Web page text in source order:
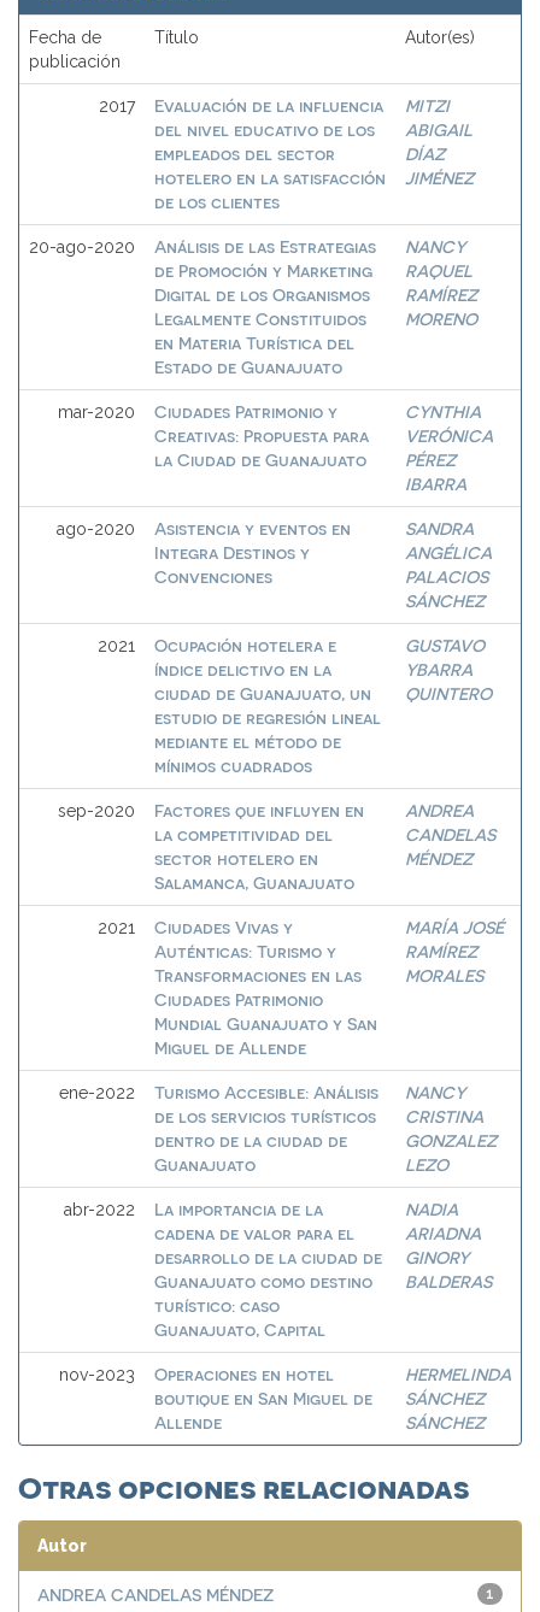
Fecha de
publicación
Título Autor(es)
2017
Evaluación de la influencia
del nivel educativo de los
empleados del sector
hotelero en la satisfacción
de los clientes
MITZI
ABIGAIL
DÍAZ
JIMÉNEZ
20-ago-2020
Análisis de las Estrategias
de Promoción y Marketing
Digital de los Organismos
Legalmente Constituidos
en Materia Turística del
Estado de Guanajuato
NANCY
RAQUEL
RAMÍREZ
MORENO
mar-2020
Ciudades Patrimonio y
Creativas: Propuesta para
la Ciudad de Guanajuato
CYNTHIA
VERÓNICA
PÉREZ
IBARRA
ago-2020
Asistencia y eventos en
Integra Destinos y
Convenciones
SANDRA
ANGÉLICA
PALACIOS
SÁNCHEZ
2021
Ocupación hotelera e
índice delictivo en la
ciudad de Guanajuato, un
estudio de regresión lineal
mediante el método de
mínimos cuadrados
GUSTAVO
YBARRA
QUINTERO
sep-2020
Factores que influyen en
la competitividad del
sector hotelero en
Salamanca, Guanajuato
ANDREA
CANDELAS
MÉNDEZ
2021
Ciudades Vivas y
Auténticas: Turismo y
Transformaciones en las
Ciudades Patrimonio
Mundial Guanajuato y San
Miguel de Allende
MARÍA JOSÉ
RAMÍREZ
MORALES
ene-2022
Turismo Accesible: Análisis
de los servicios turísticos
dentro de la ciudad de
Guanajuato
NANCY
CRISTINA
GONZALEZ
LEZO
abr-2022
La importancia de la
cadena de valor para el
desarrollo de la ciudad de
Guanajuato como destino
turístico: caso
Guanajuato, Capital
NADIA
ARIADNA
GINORY
BALDERAS
nov-2023
Operaciones en hotel
boutique en San Miguel de
Allende
HERMELINDA
SÁNCHEZ
SÁNCHEZ
Otras opciones relacionadas
Autor
1
ANDREA CANDELAS MÉNDEZ